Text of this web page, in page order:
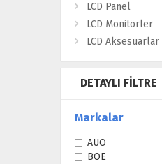
LCD Panel
LCD Monitörler
LCD Aksesuarlar
DETAYLI FILTRE
Markalar
AUO
BOE